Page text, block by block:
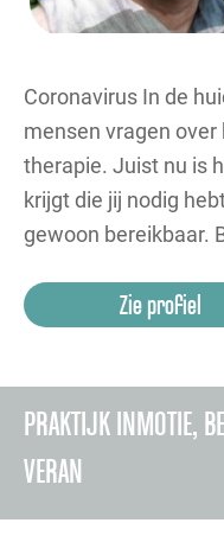
Coronavirus In de
mensen vragen
therapie. Juist nu is
krijgt die jij nodig
gewoon bereikbaar.
Zie profiel
PRAKTIJK INMOTIE,
VERAN